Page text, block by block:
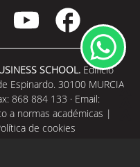
SCHOOL. Edificio
Espinardo. 30100 MURCIA
868 884 133 · Email:
a normas académicas |
de cookies